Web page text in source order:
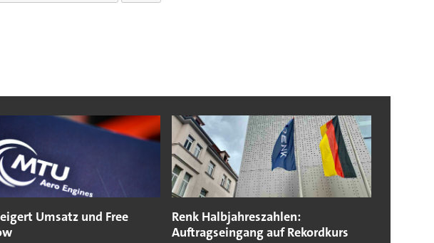
Umsatz und Free
Renk Halbjahreszahlen:
Auftragseingang auf Rekordkurs